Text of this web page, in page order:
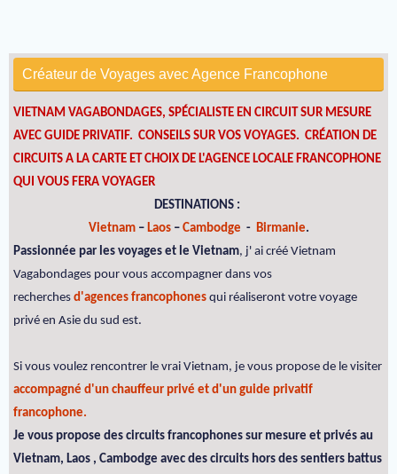
Créateur de Voyages avec Agence Francophone
VIETNAM VAGABONDAGES, SPÉCIALISTE EN CIRCUIT SUR MESURE
AVEC GUIDE PRIVATIF. CONSEILS SUR VOS VOYAGES. CRÉATION DE
CIRCUITS A LA CARTE ET CHOIX DE L'AGENCE LOCALE FRANCOPHONE
QUI VOUS FERA VOYAGER
DESTINATIONS :
Vietnam– Laos – Cambodge - Birmanie.
Passionnée par les voyages et le Vietnam, j' ai créé Vietnam
Vagabondages pour vous accompagner dans vos
recherches d'agences francophones qui réaliseront votre voyage
privé en Asie du sud est.
Si vous voulez rencontrer le vrai Vietnam, je vous propose de le visiter
accompagné d'un chauffeur privé et d'un guide privatif
francophone.
Je vous propose des circuits francophones sur mesure et privés au
Vietnam, Laos , Cambodge avec des circuits hors des sentiers battus